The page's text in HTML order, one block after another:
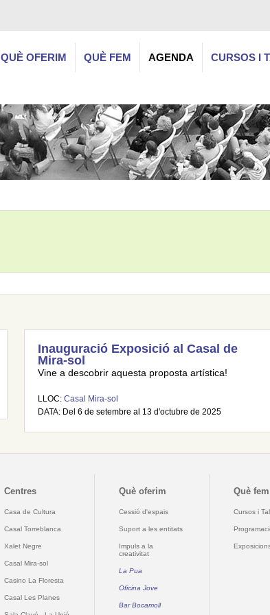
QUÈ OFERIM QUÈ FEM AGENDA CURSOS I
Inauguració Exposició al Casal de
Mira-sol
Vine a descobrir aquesta proposta artística!
LLOC: Casal Mira-sol
DATA: Del 6 de setembre al 13 d'octubre de 2025
Centres
Casa de Cultura
Casal Torreblanca
Xalet Negre
Casal Mira-sol
Casino La Floresta
Casal Les Planes
Què oferim
Cessió d'espais
Suport a les entitats
Impuls a la
creativitat
La Pua
Oficina Jove
Bar Bocamoll
Què fem
Cursos i